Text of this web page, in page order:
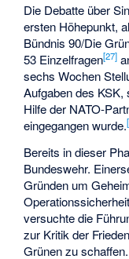
Die Debatte über
ersten Höhepunkt,
Bündnis 90/Die
53 Einzelfragen[27]
sechs Wochen
Aufgaben des KSK,
Hilfe der NATO-
eingegangen wurde.[
Bereits in dieser
Bundeswehr.
Gründen um
versuchte die
zur Kritik der
Grünen zu